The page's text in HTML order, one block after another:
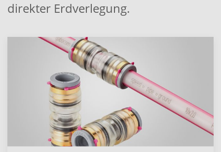
direkter Erdverlegung.